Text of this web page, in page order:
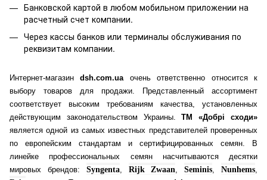
Банковской картой в любом мобильном приложении на
расчетный счет компании.
Через кассы банков или терминалы обслуживания по
реквизитам компании.
Интернет-магазинdsh.com.uaочень ответственно относится к
выбору товаров для продажи. Представленный ассортимент
соответствует высоким требованиям качества, установленных
действующим законодательством Украины.ТМ «Добрі сходи»
является одной из самых известных представителей проверенных
по европейским стандартам и сертифицированных семян. В
линейке профессиональных семян насчитываются десятки
мировых брендов: Syngenta, Rijk Zwaan,Seminis,Nunhems,